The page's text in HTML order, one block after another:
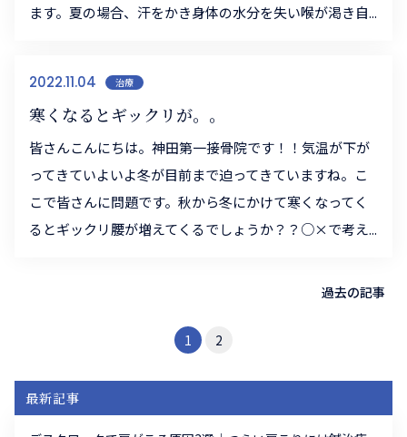
ます。夏の場合、汗をかき身体の水分を失い喉が渇き自...
2022.11.04 治療
寒くなるとギックリが。。
皆さんこんにちは。神田第一接骨院です！！気温が下が
ってきていよいよ冬が目前まで迫ってきていますね。こ
こで皆さんに問題です。秋から冬にかけて寒くなってく
るとギックリ腰が増えてくるでしょうか？？○×で考え...
1 2
過去の記事
最新記事